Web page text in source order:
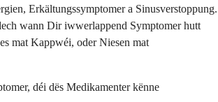
Erkältungssymptomer a Sinusverstoppung.
wann Dir iwwerlappend Symptomer hutt
mat Kappwéi, oder Niesen mat
déi dës Medikamenter kënne